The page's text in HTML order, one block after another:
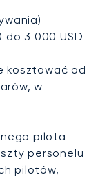
do 3 000 USD
kosztować od
w
pilota
personelu
pilotów,